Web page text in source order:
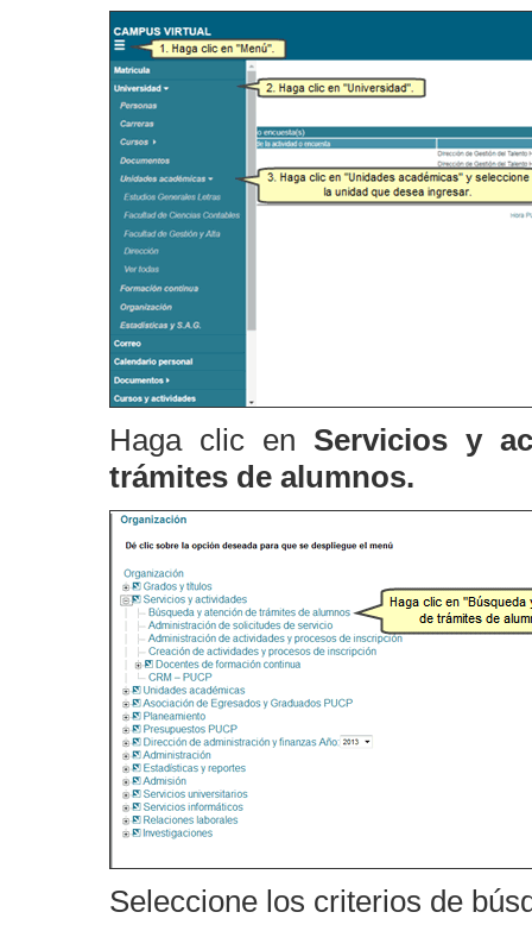
Haga clic en Servicios y
trámites de alumnos.
Seleccione los criterios de